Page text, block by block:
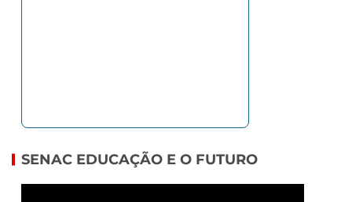
SENAC EDUCAÇÃO E O FUTURO